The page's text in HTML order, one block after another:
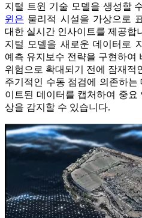
지털 트윈 기술 모델을 생성할
윈은 물리적 시설을 가상으로
대한 실시간 인사이트를 제공합
지털 모델을 새로운 데이터로
예측 유지보수 전략을 구현하여
위험으로 확대되기 전에 잠재적
주기적인 수동 점검에 의존하는
이트된 데이터를 캡처하여 중
상을 감지할 수 있습니다.